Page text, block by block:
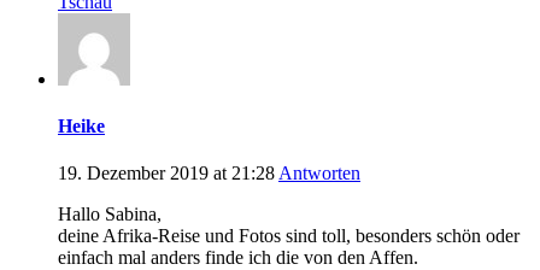
Heike
19. Dezember 2019 at 21:28 Antworten
Hallo Sabina,
deine Afrika-Reise und Fotos sind toll, besonders schön oder
einfach mal anders finde ich die von den Affen.